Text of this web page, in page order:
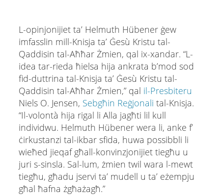
L-opinjonijiet ta’ Helmuth Hübener ġew
imfasslin mill-Knisja ta’ Ġesù Kristu tal-
Qaddisin tal-Aħħar Żmien, qal ix-xandar. “L-
idea tar-rieda ħielsa hija ankrata b’mod sod
fid-duttrina tal-Knisja ta’ Ġesù Kristu tal-
Qaddisin tal-Aħħar Żmien,” qal il-Presbiteru
Niels O. Jensen, Sebgħin Reġjonali tal-Knisja.
“Il-volontà hija rigal li Alla jagħti lil kull
individwu. Helmuth Hübener wera li, anke f’
ċirkustanzi tal-ikbar sfida, huwa possibbli li
wieħed jieqaf għall-konvinzjonijiet tiegħu u
juri s-sinsla. Sal-lum, żmien twil wara l-mewt
tiegħu, għadu jservi ta’ mudell u ta’ eżempju
għal ħafna żgħażagħ.”